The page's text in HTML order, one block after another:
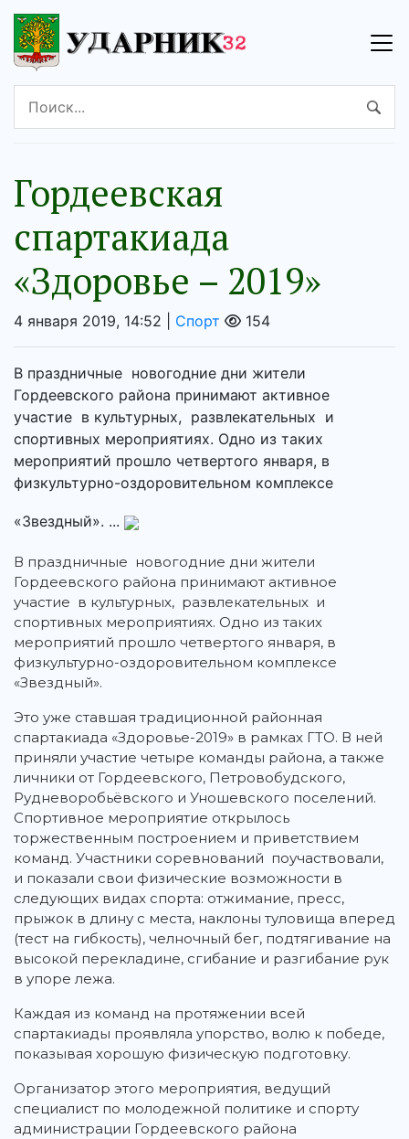
Гордеевская
спартакиада
«Здоровье – 2019»
4 января 2019, 14:52 | Спорт 154
В праздничные новогодние дни жители
Гордеевского района принимают активное
участие в культурных, развлекательных и
спортивных мероприятиях. Одно из таких
мероприятий прошло четвертого января, в
физкультурно-оздоровительном комплексе
«Звездный». ...
В праздничные новогодние дни жители
Гордеевского района принимают активное
участие в культурных, развлекательных и
спортивных мероприятиях. Одно из таких
мероприятий прошло четвертого января, в
физкультурно-оздоровительном комплексе
«Звездный».
Это уже ставшая традиционной районная
спартакиада «Здоровье-2019» в рамках ГТО. В ней
приняли участие четыре команды района, а также
личники от Гордеевского, Петровобудского,
Рудневоробьёвского и Уношевского поселений.
Спортивное мероприятие открылось
торжественным построением и приветствием
команд. Участники соревнований поучаствовали,
и показали свои физические возможности в
следующих видах спорта: отжимание, пресс,
прыжок в длину с места, наклоны туловища вперед
(тест на гибкость), челночный бег, подтягивание на
высокой перекладине, сгибание и разгибание рук
в упоре лежа.
Каждая из команд на протяжении всей
спартакиады проявляла упорство, волю к победе,
показывая хорошую физическую подготовку.
Организатор этого мероприятия, ведущий
специалист по молодежной политике и спорту
администрации Гордеевского района